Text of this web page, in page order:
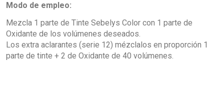
Modo de empleo:
Mezcla 1 parte de Tinte Sebelys Color con 1 parte de
Oxidante de los volúmenes deseados.
Los extra aclarantes (serie 12) mézclalos en proporción 1
parte de tinte + 2 de Oxidante de 40 volúmenes.